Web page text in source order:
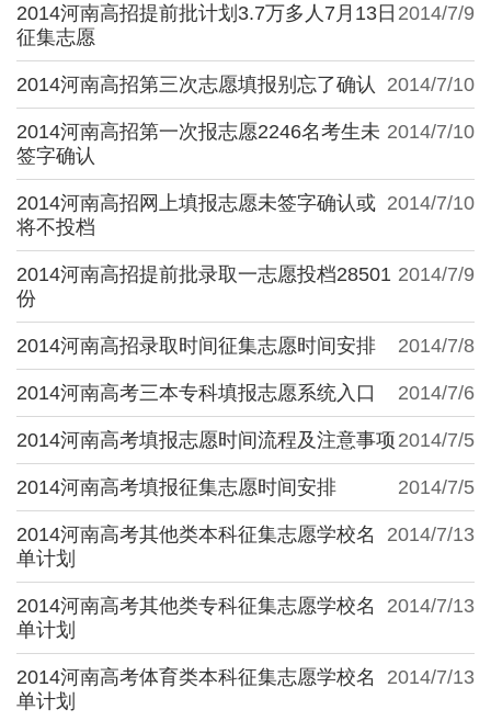
2014/7/9
2014河南高招提前批计划3.7万多人7月13日
征集志愿
2014/7/10
2014河南高招第三次志愿填报别忘了确认
2014/7/10
2014河南高招第一次报志愿2246名考生未
签字确认
2014/7/10
2014河南高招网上填报志愿未签字确认或
将不投档
2014/7/9
2014河南高招提前批录取一志愿投档28501
份
2014/7/8
2014河南高招录取时间征集志愿时间安排
2014/7/6
2014河南高考三本专科填报志愿系统入口
2014/7/5
2014河南高考填报志愿时间流程及注意事项
2014/7/5
2014河南高考填报征集志愿时间安排
2014/7/13
2014河南高考其他类本科征集志愿学校名
单计划
2014/7/13
2014河南高考其他类专科征集志愿学校名
单计划
2014/7/13
2014河南高考体育类本科征集志愿学校名
单计划